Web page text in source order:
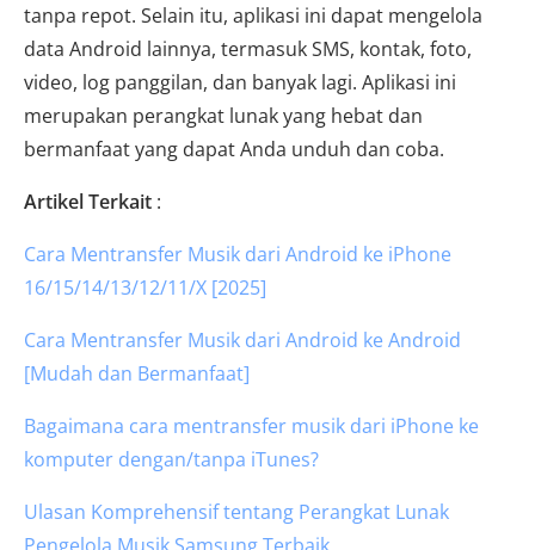
tanpa repot. Selain itu, aplikasi ini dapat mengelola
data Android lainnya, termasuk SMS, kontak, foto,
video, log panggilan, dan banyak lagi. Aplikasi ini
merupakan perangkat lunak yang hebat dan
bermanfaat yang dapat Anda unduh dan coba.
Artikel Terkait :
Cara Mentransfer Musik dari Android ke iPhone
16/15/14/13/12/11/X [2025]
Cara Mentransfer Musik dari Android ke Android
[Mudah dan Bermanfaat]
Bagaimana cara mentransfer musik dari iPhone ke
komputer dengan/tanpa iTunes?
Ulasan Komprehensif tentang Perangkat Lunak
Pengelola Musik Samsung Terbaik